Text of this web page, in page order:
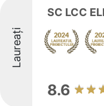
Laureați
SC LCC
8.6